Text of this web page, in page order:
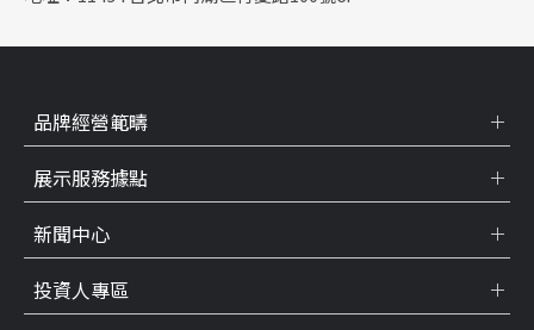
品牌經營範疇
展示服務據點
新聞中心
投資人專區